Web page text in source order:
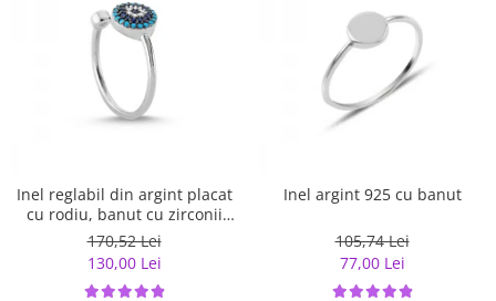
Inel reglabil din argint placat
cu rodiu, banut cu zirconii
albe si albastre
170,52 Lei
130,00 Lei
Inel argint 925 cu banut
105,74 Lei
77,00 Lei